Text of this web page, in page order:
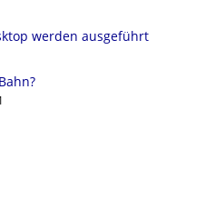
werden ausgeführt